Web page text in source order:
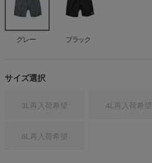
グレー ブラック
サイズ選択
3L再入荷希望 4L再入荷希望
6L再入荷希望